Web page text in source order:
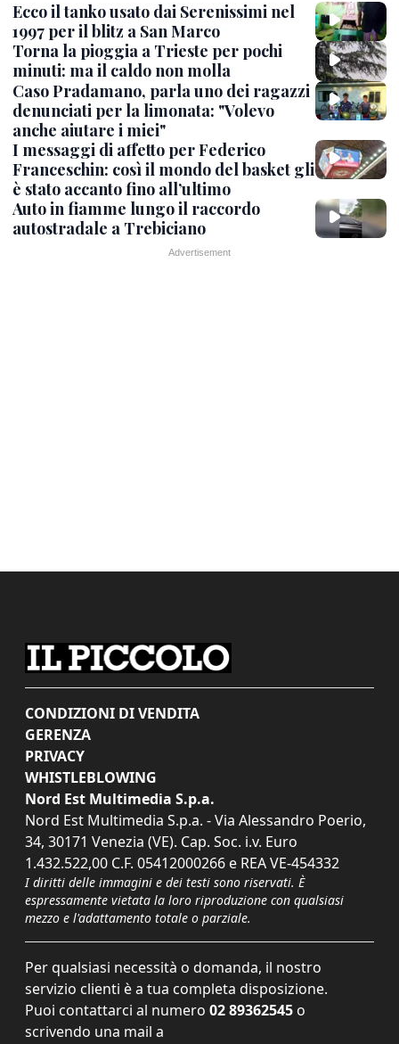
Ecco il tanko usato dai Serenissimi nel
1997 per il blitz a San Marco
Torna la pioggia a Trieste per pochi
minuti: ma il caldo non molla
Caso Pradamano, parla uno dei ragazzi
denunciati per la limonata: "Volevo
anche aiutare i miei"
I messaggi di affetto per Federico
Franceschin: così il mondo del basket gli
è stato accanto fino all’ultimo
Auto in fiamme lungo il raccordo
autostradale a Trebiciano
CONDIZIONI DI VENDITA
GERENZA
PRIVACY
WHISTLEBLOWING
Nord Est Multimedia S.p.a.
Nord Est Multimedia S.p.a. - Via Alessandro Poerio,
34, 30171 Venezia (VE). Cap. Soc. i.v. Euro
1.432.522,00 C.F. 05412000266 e REA VE-454332
I diritti delle immagini e dei testi sono riservati. È
espressamente vietata la loro riproduzione con qualsiasi
mezzo e l'adattamento totale o parziale.
Per qualsiasi necessità o domanda, il nostro
servizio clienti è a tua completa disposizione.
Puoi contattarci al numero 02 89362545 o
scrivendo una mail a